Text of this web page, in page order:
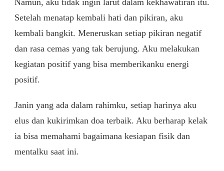
Setelah menatap kembali hati dan pikiran, aku
kembali bangkit. Meneruskan setiap pikiran negatif
dan rasa cemas yang tak berujung. Aku melakukan
kegiatan positif yang bisa memberikanku energi
positif.
Janin yang ada dalam rahimku, setiap harinya aku
elus dan kukirimkan doa terbaik. Aku berharap kelak
ia bisa memahami bagaimana kesiapan fisik dan
mentalku saat ini.